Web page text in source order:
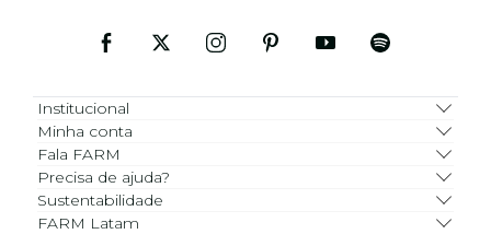
Institucional
Minha conta
Fala FARM
Precisa de ajuda?
Sustentabilidade
FARM Latam